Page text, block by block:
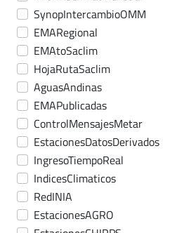
SynopIntercambioOMM
EMARegional
EMAtoSaclim
HojaRutaSaclim
AguasAndinas
EMAPublicadas
ControlMensajesMetar
EstacionesDatosDerivados
IngresoTiempoReal
IndicesClimaticos
RedINIA
EstacionesAGRO